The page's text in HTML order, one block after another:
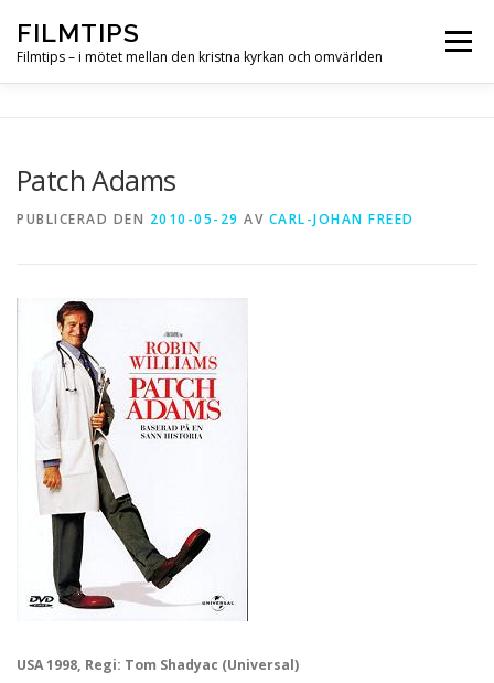
innehåll
FILMTIPS
Filmtips – i mötet mellan den kristna kyrkan och omvärlden
Meny
Patch Adams
PUBLICERAD DEN 2010-05-29 AV CARL-JOHAN FREED
USA 1998, Regi: Tom Shadyac (Universal)